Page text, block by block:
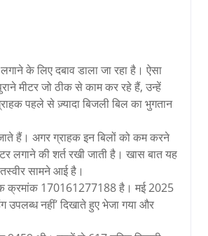
के लिए दबाव डाला जा रहा है। ऐसा
मीटर जो ठीक से काम कर रहे हैं, उन्हें
पहले से ज़्यादा बिजली बिल का भुगतान
हैं। अगर ग्राहक इन बिलों को कम करने
लगाने की शर्त रखी जाती है। खास बात यह
सामने आई है।
क्रमांक 170161277188 है। मई 2025
नहीं’ दिखाते हुए भेजा गया और